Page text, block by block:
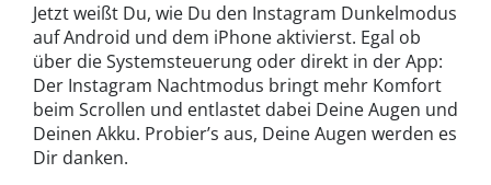
Jetzt weißt Du, wie Du den Instagram Dunkelmodus
auf Android und dem iPhone aktivierst. Egal ob
über die Systemsteuerung oder direkt in der App:
Der Instagram Nachtmodus bringt mehr Komfort
beim Scrollen und entlastet dabei Deine Augen und
Deinen Akku. Probier’s aus, Deine Augen werden es
Dir danken.